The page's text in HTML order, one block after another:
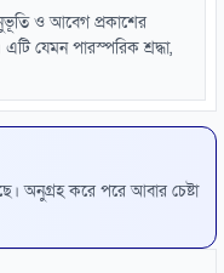
ও আবেগ প্রকাশের
যেমন পারস্পরিক শ্রদ্ধা,
অনুগ্রহ করে পরে আবার চেষ্টা